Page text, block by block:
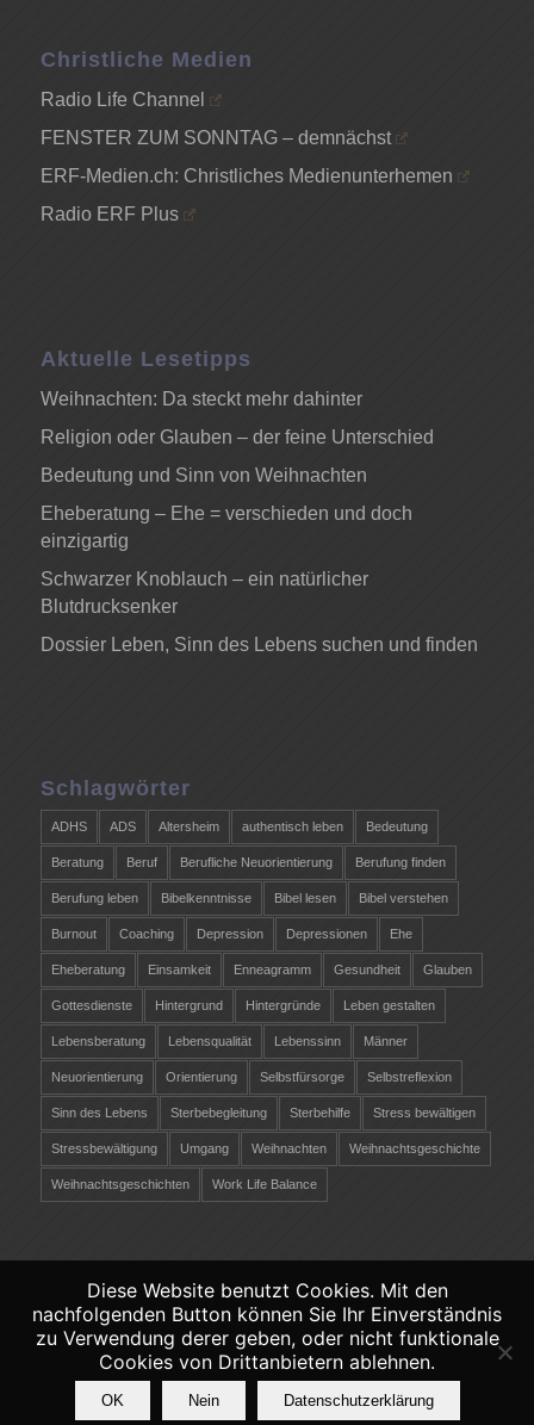
Christliche Medien
Radio Life Channel
FENSTER ZUM SONNTAG – demnächst
ERF-Medien.ch: Christliches Medienunterhemen
Radio ERF Plus
Aktuelle Lesetipps
Weihnachten: Da steckt mehr dahinter
Religion oder Glauben – der feine Unterschied
Bedeutung und Sinn von Weihnachten
Eheberatung – Ehe = verschieden und doch
einzigartig
Schwarzer Knoblauch – ein natürlicher
Blutdrucksenker
Dossier Leben, Sinn des Lebens suchen und finden
Schlagwörter
ADHS ADS Altersheim authentisch leben Bedeutung
Beratung Beruf Berufliche Neuorientierung Berufung finden
Berufung leben Bibelkenntnisse Bibel lesen Bibel verstehen
Burnout Coaching Depression Depressionen Ehe
Eheberatung Einsamkeit Enneagramm Gesundheit Glauben
Gottesdienste Hintergrund Hintergründe Leben gestalten
Lebensberatung Lebensqualität Lebenssinn Männer
Neuorientierung Orientierung Selbstfürsorge Selbstreflexion
Sinn des Lebens Sterbebegleitung Sterbehilfe Stress bewältigen
Stressbewältigung Umgang Weihnachten Weihnachtsgeschichte
Weihnachtsgeschichten Work Life Balance
©Copyright 2026 - Christliche-Lebensberatung.ch
Verantwortlich räber coaching &
persönlichkeitsentwicklung -Datenschutz-
Impressum
Diese Website benutzt Cookies. Mit den
nachfolgenden Button können Sie Ihr Einverständnis
zu Verwendung derer geben, oder nicht funktionale
Cookies von Drittanbietern ablehnen.
OK Nein Datenschutzerklärung